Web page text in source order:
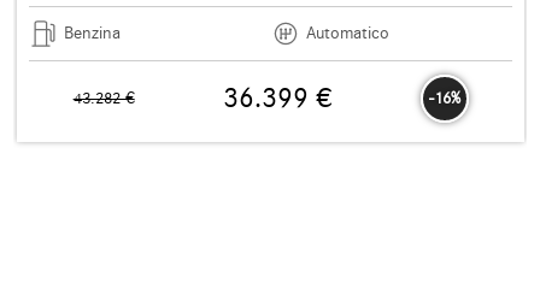
Benzina Automatico
43.282 € -16%
36.399 €